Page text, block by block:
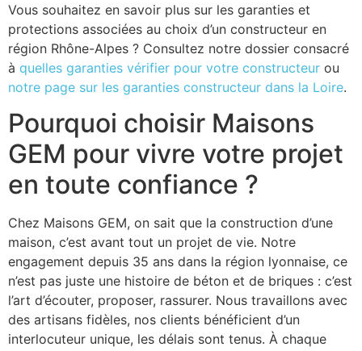
Vous souhaitez en savoir plus sur les garanties et
protections associées au choix d’un constructeur en
région Rhône-Alpes ? Consultez notre dossier consacré
à quelles garanties vérifier pour votre constructeur ou
notre page sur les garanties constructeur dans la Loire.
Pourquoi choisir Maisons
GEM pour vivre votre projet
en toute confiance ?
Chez Maisons GEM, on sait que la construction d’une
maison, c’est avant tout un projet de vie. Notre
engagement depuis 35 ans dans la région lyonnaise, ce
n’est pas juste une histoire de béton et de briques : c’est
l’art d’écouter, proposer, rassurer. Nous travaillons avec
des artisans fidèles, nos clients bénéficient d’un
interlocuteur unique, les délais sont tenus. À chaque